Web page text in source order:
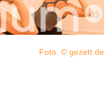
Foto: © gezett.de